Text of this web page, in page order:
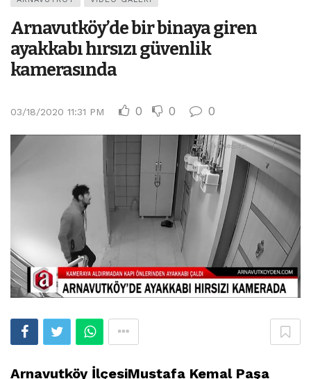
Arnavutköy’de bir binaya giren
ayakkabı hırsızı güvenlik
kamerasında
03/18/2020 11:31 PM 0 0 0
Arnavutköy İlçesiMustafa Kemal Paşa